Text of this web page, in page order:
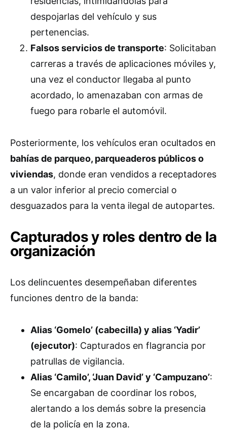
despojarlas del vehículo y sus
pertenencias.
Falsos servicios de transporte: Solicitaban
carreras a través de aplicaciones móviles y,
una vez el conductor llegaba al punto
acordado, lo amenazaban con armas de
fuego para robarle el automóvil.
Posteriormente, los vehículos eran ocultados en
bahías de parqueo, parqueaderos públicos o
viviendas, donde eran vendidos a receptadores
a un valor inferior al precio comercial o
desguazados para la venta ilegal de autopartes.
Capturados y roles dentro de la
organización
Los delincuentes desempeñaban diferentes
funciones dentro de la banda:
Alias ‘Gomelo’ (cabecilla) y alias ‘Yadir’
(ejecutor): Capturados en flagrancia por
patrullas de vigilancia.
Alias ‘Camilo’, ‘Juan David’ y ‘Campuzano’:
Se encargaban de coordinar los robos,
alertando a los demás sobre la presencia
de la policía en la zona.